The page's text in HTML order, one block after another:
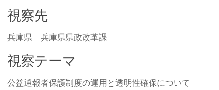
視察先
兵庫県 兵庫県県政改革課
視察テーマ
公益通報者保護制度の運用と透明性確保について